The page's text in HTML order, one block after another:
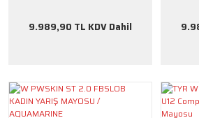
9.989,90 TL KDV Dahil